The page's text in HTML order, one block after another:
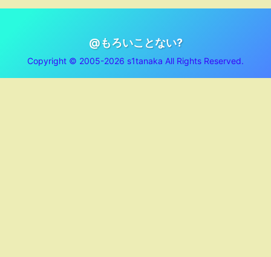
@もろいことない?
Copyright © 2005-2026 s1tanaka All Rights Reserved.